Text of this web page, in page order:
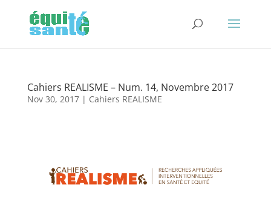
Cahiers REALISME – Num. 14, Novembre 2017
Nov 30, 2017| Cahiers REALISME